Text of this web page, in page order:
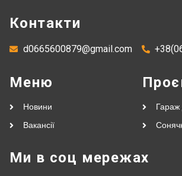
Контакти
d0665600879@gmail.com
Меню
Новини
Вакансії
Ми в соц мережах